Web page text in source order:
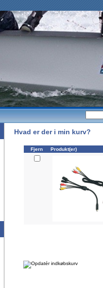
Hvad er der i min kurv?
Fjern Produkt(er)